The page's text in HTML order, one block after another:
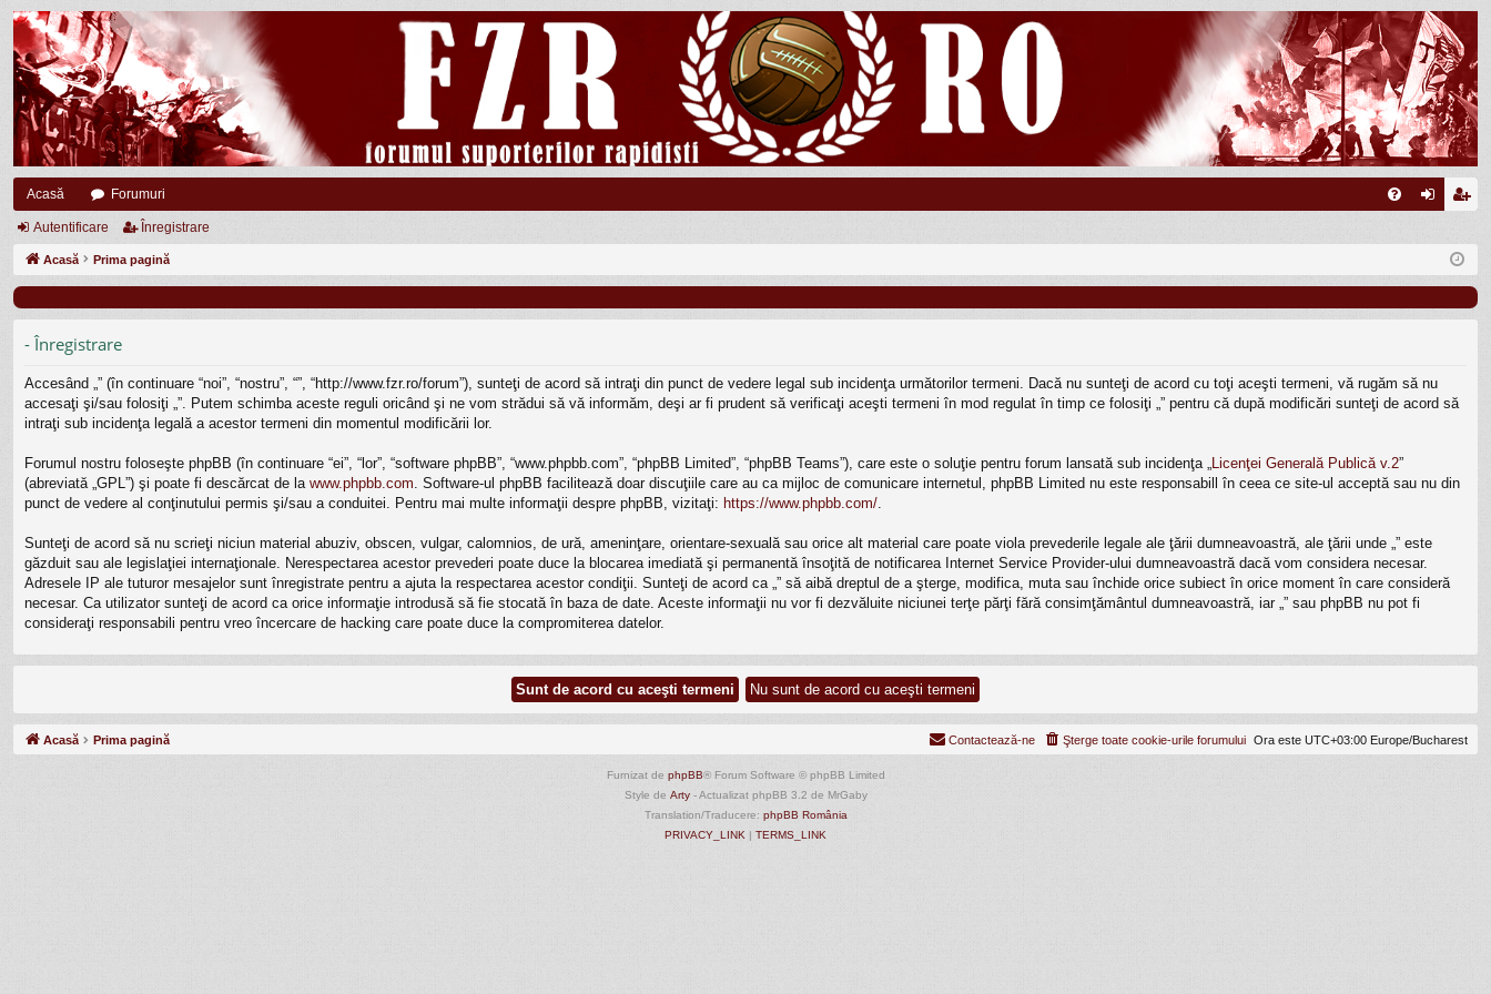
Acasă Forumuri
eg
Autentificare Înregistrare
Acasă Prima pagină
- Înregistrare
Accesând „” (în continuare “noi”, “nostru”, “”, “http://www.fzr.ro/forum”), sunteţi de acord să intraţi din punct de vedere legal sub incidenţa următorilor termeni. Dacă nu sunteţi de acord cu toţi aceşti termeni, vă rugăm să nu
accesaţi şi/sau folosiţi „”. Putem schimba aceste reguli oricând şi ne vom strădui să vă informăm, deşi ar fi prudent să verificaţi aceşti termeni în mod regulat în timp ce folosiţi „” pentru că după modificări sunteţi de acord să
intraţi sub incidenţa legală a acestor termeni din momentul modificării lor.
Forumul nostru foloseşte phpBB (în continuare “ei”, “lor”, “software phpBB”, “www.phpbb.com”, “phpBB Limited”, “phpBB Teams”), care este o soluţie pentru forum lansată sub incidenţa „Licenţei Generală Publică v.2”
(abreviată „GPL”) şi poate fi descărcat de la www.phpbb.com. Software-ul phpBB facilitează doar discuţiile care au ca mijloc de comunicare internetul, phpBB Limited nu este responsabill în ceea ce site-ul acceptă sau nu din
punct de vedere al conţinutului permis şi/sau a conduitei. Pentru mai multe informaţii despre phpBB, vizitaţi: https://www.phpbb.com/.
Sunteţi de acord să nu scrieţi niciun material abuziv, obscen, vulgar, calomnios, de ură, ameninţare, orientare-sexuală sau orice alt material care poate viola prevederile legale ale ţării dumneavoastră, ale ţării unde „” este
găzduit sau ale legislaţiei internaţionale. Nerespectarea acestor prevederi poate duce la blocarea imediată şi permanentă însoţită de notificarea Internet Service Provider-ului dumneavoastră dacă vom considera necesar.
Adresele IP ale tuturor mesajelor sunt înregistrate pentru a ajuta la respectarea acestor condiţii. Sunteţi de acord ca „” să aibă dreptul de a şterge, modifica, muta sau închide orice subiect în orice moment în care consideră
necesar. Ca utilizator sunteţi de acord ca orice informaţie introdusă să fie stocată în baza de date. Aceste informaţii nu vor fi dezvăluite niciunei terţe părţi fără consimţământul dumneavoastră, iar „” sau phpBB nu pot fi
consideraţi responsabili pentru vreo încercare de hacking care poate duce la compromiterea datelor.
Acasă Prima pagină Ora este UTC+03:00 Europe/Bucharest
Şterge toate cookie-urile forumului
Contactează-ne
Furnizat de phpBB® Forum Software © phpBB Limited
Style de Arty- Actualizat phpBB 3.2 de MrGaby
Translation/Traducere: phpBB România
PRIVACY_LINK | TERMS_LINK